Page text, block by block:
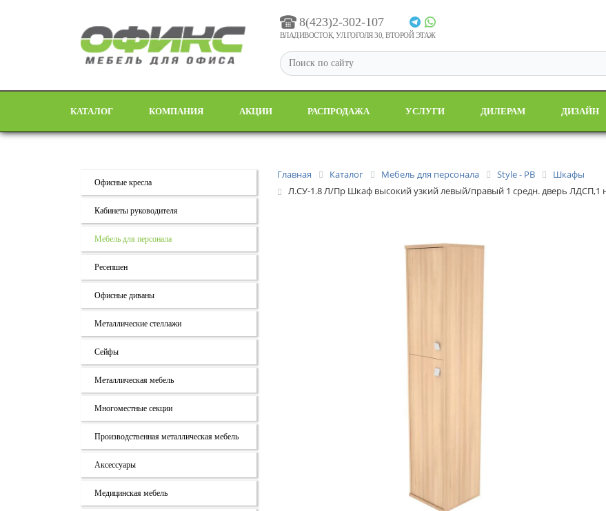
8(423)2-302-107
ВЛАДИВОСТОК, УЛ.ГОГОЛЯ 30, ВТОРОЙ ЭТАЖ
КАТАЛОГ КОМПАНИЯ АКЦИИ РАСПРОДАЖА УСЛУГИ ДИЛЕРАМ ДИЗАЙН
Офисные кресла
Кабинеты руководителя
Мебель для персонала
Ресепшен
Офисные диваны
Металлические стеллажи
Сейфы
Металлическая мебель
Многоместные секции
Производственная металлическая мебель
Аксессуары
Медицинская мебель
Главная Каталог Мебель для персонала Style - РВ
Шкафы
Л.СУ-1.8 Л/Пр Шкаф высокий узкий левый/правый 1 средн. дверь ЛДСП,1